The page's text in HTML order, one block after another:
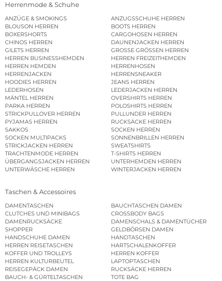
Herrenmode & Schuhe
ANZÜGE & SMOKINGS
ANZUGSSCHUHE HERREN
BLOUSON HERREN
BOOTS HERREN
BOXERSHORTS
CARGOHOSEN HERREN
CHINOS HERREN
DAUNENJACKEN HERREN
GILETS HERREN
GROSSE GRÖSSEN HERREN
HERREN BUSINESSHEMDEN
HERREN FREIZEITHEMDEN
HERREN HEMDEN
HERRENHOSEN
HERRENJACKEN
HERRENSNEAKER
HOODIES HERREN
JEANS HERREN
LEDERHOSEN
LEDERJACKEN HERREN
MÄNTEL HERREN
OVERSHIRTS HERREN
PARKA HERREN
POLOSHIRTS HERREN
STRICKPULLOVER HERREN
PULLUNDER HERREN
PYJAMAS HERREN
RUCKSÄCKE HERREN
SAKKOS
SOCKEN HERREN
SOCKEN MULTIPACKS
SONNENBRILLEN HERREN
STRICKJACKEN HERREN
SWEATSHIRTS
TRACHTENMODE HERREN
T-SHIRTS HERREN
ÜBERGANGSJACKEN HERREN
UNTERHEMDEN HERREN
UNTERWÄSCHE HERREN
WINTERJACKEN HERREN
Taschen & Accessoires
DAMENTASCHEN
BAUCHTASCHEN DAMEN
CLUTCHES UND MINIBAGS
CROSSBODY BAGS
DAMENRUCKSÄCKE
DAMENSCHALS & DAMENTÜCHER
SHOPPER
GELDBÖRSEN DAMEN
HANDSCHUHE DAMEN
HANDTASCHEN
HERREN REISETASCHEN
HARTSCHALENKOFFER
KOFFER UND TROLLEYS
HERREN KOFFER
HERREN KULTURBEUTEL
LAPTOPTASCHEN
REISEGEPÄCK DAMEN
RUCKSÄCKE HERREN
BAUCH- & GÜRTELTASCHEN
TOTE BAG